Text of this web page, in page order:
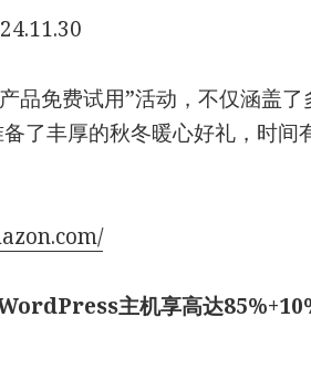
品免费试用”活动，不仅涵盖
了丰厚的秋冬暖心好礼，时间
主机享高达